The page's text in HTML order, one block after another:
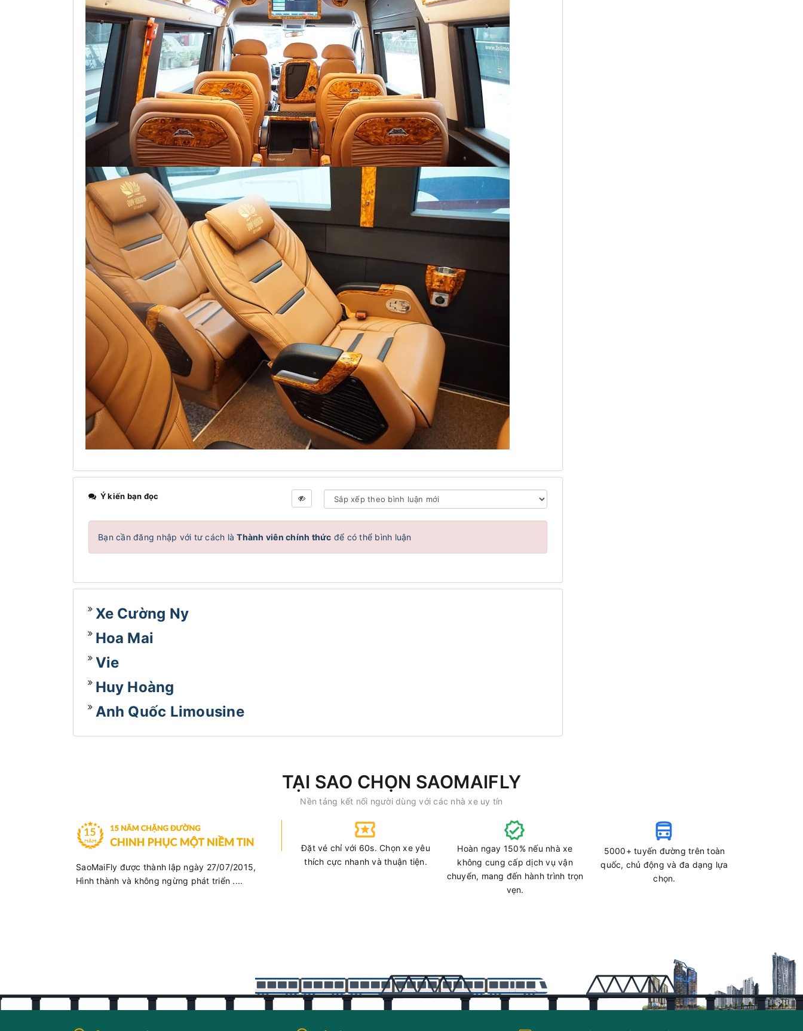
Ý kiến bạn đọc
Bạn cần đăng nhập với tư cách làThành viên chính thức để có thể bình luận
Xe Cường Ny
Hoa Mai
Vie
Huy Hoàng
Anh Quốc Limousine
TẠI SAO CHỌN SAOMAIFLY
Nền tảng kết nối người dùng với các nhà xe uy tín
SaoMaiFly được thành lập ngày 27/07/2015,
Hình thành và không ngừng phát triển ....
Đặt vé chỉ với 60s. Chọn xe yêu
thích cực nhanh và thuận tiện.
Hoàn ngay 150% nếu nhà xe
không cung cấp dịch vụ vận
chuyển, mang đến hành trình trọn
vẹn.
5000+ tuyến đường trên toàn
quốc, chủ động và đa dạng lựa
chọn.